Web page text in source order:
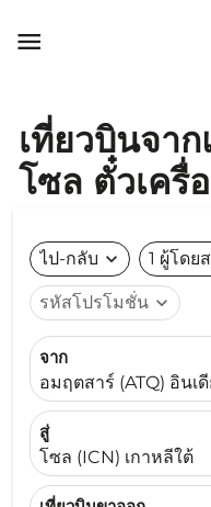

เที่ยวบินจา
โซล ตั๋วเครื่
ไป-กลับ expand_more 1 ผู้โดย
รหัสโปรโมชั่น expand_more
จาก
อมฤตสาร์ (ATQ) อินเดี
สู่
โซล (ICN) เกาหลีใต้